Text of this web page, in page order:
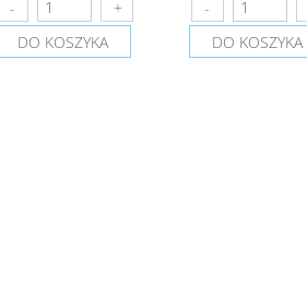
DO KOSZYKA DO KOSZYKA